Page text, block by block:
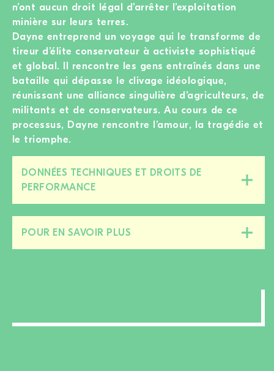
n’ont aucun droit légal d’arrêter l’exploitation
minière sur leurs terres.
Dayne entreprend un voyage qui le transforme de
tireur d’élite conservateur à activiste sophistiqué
et global. Il rencontre les gens entraînés dans une
bataille qui dépasse le clivage idéologique,
réunissant une alliance singulière d’agriculteurs, de
militants et de conservateurs. Au cours de ce
processus, Dayne rencontre l’amour, la tragédie et
le triomphe.
DONNÉES TECHNIQUES ET DROITS DE
PERFORMANCE
POUR EN SAVOIR PLUS
cette